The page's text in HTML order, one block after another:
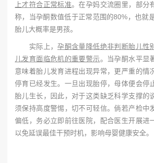
上才符合正常标准。在孕妈交流圈里，部分
称，当孕酮数值低于正常范围的80%，也就
胎儿大概率是男孩。
实际上，孕酮含量降低绝非判断胎儿性
儿发育面临危机的重要警示。当孕酮水平显
意味着胎儿发育进程出现异常，更严重的情
停育已经发生。一旦出现胎停，母体便会停
胎儿生长，因此，对于这类缺乏科学支撑的
须保持高度警惕，切不可轻信。倘若产检中
偏低，务必立即前往医院，配合医生开展进
以免延误最佳干预时机，影响母婴健康安全。